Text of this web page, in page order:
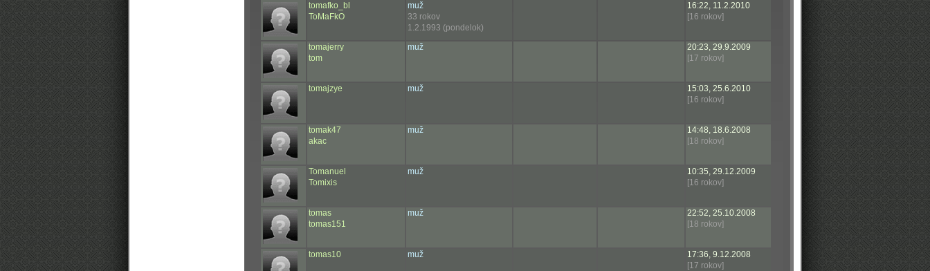
tomafko_bl
ToMaFkO
muž
33 rokov
1.2.1993 (pondelok)
16:22, 11.2.2010
[16 rokov]
tomajerry
tom
muž
20:23, 29.9.2009
[17 rokov]
tomajzye muž
15:03, 25.6.2010
[16 rokov]
tomak47
akac
muž
14:48, 18.6.2008
[18 rokov]
Tomanuel
Tomixis
muž
10:35, 29.12.2009
[16 rokov]
tomas
tomas151
muž
22:52, 25.10.2008
[18 rokov]
tomas10 muž
17:36, 9.12.2008
[17 rokov]